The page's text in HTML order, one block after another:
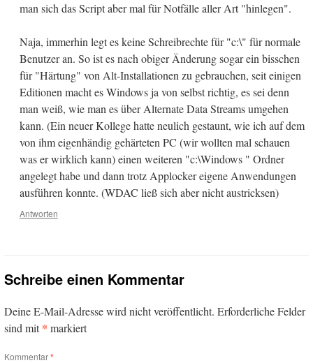
man sich das Script aber mal für Notfälle aller Art "hinlegen".
Naja, immerhin legt es keine Schreibrechte für "c:\" für normale
Benutzer an. So ist es nach obiger Änderung sogar ein bisschen
für "Härtung" von Alt-Installationen zu gebrauchen, seit einigen
Editionen macht es Windows ja von selbst richtig, es sei denn
man weiß, wie man es über Alternate Data Streams umgehen
kann. (Ein neuer Kollege hatte neulich gestaunt, wie ich auf dem
von ihm eigenhändig gehärteten PC (wir wollten mal schauen
was er wirklich kann) einen weiteren "c:\Windows " Ordner
angelegt habe und dann trotz Applocker eigene Anwendungen
ausführen konnte. (WDAC ließ sich aber nicht austricksen)
Antworten
Schreibe einen Kommentar
Deine E-Mail-Adresse wird nicht veröffentlicht. Erforderliche Felder
sind mit* markiert
Kommentar*